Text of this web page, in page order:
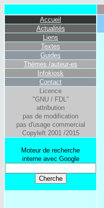
Accueil
Actualités
Liens
Textes
Guides
Thèmes /auteur-es
Infokiosk
Contact
Licence
"GNU / FDL"
attribution
pas de modification
pas d'usage commercial
Copyleft 2001 /2015
Moteur de recherche
interne avec Google